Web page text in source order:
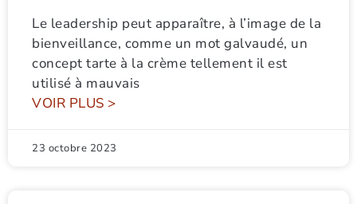
Le leadership peut apparaître, à l’image de la
bienveillance, comme un mot galvaudé, un
concept tarte à la crème tellement il est
utilisé à mauvais
VOIR PLUS >
23 octobre 2023